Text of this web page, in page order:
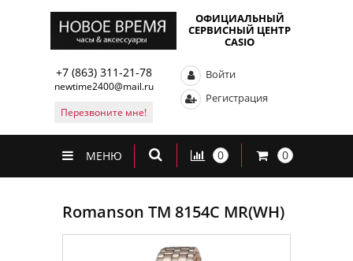
ОФИЦИАЛЬНЫЙ
СЕРВИСНЫЙ ЦЕНТР
CASIO
+7 (863) 311-21-78
newtime2400@mail.ru
Перезвоните мне!
Войти
Регистрация
МЕНЮ 0 0
Romanson TM 8154C MR(WH)